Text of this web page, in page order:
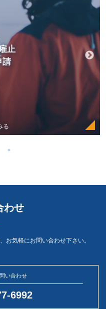
止
請
る
わせ
お気軽にお問い合わせ下さい。
い合わせ
6992